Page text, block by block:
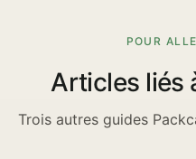
POUR
Articles liés
Trois autres guides